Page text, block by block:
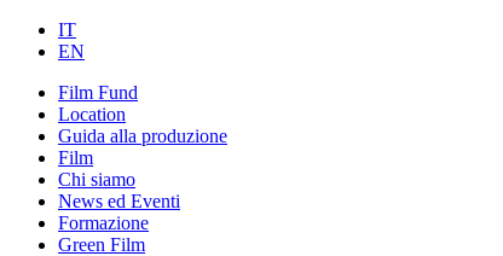
IT
EN
Film Fund
Location
Guida alla produzione
Film
Chi siamo
News ed Eventi
Formazione
Green Film